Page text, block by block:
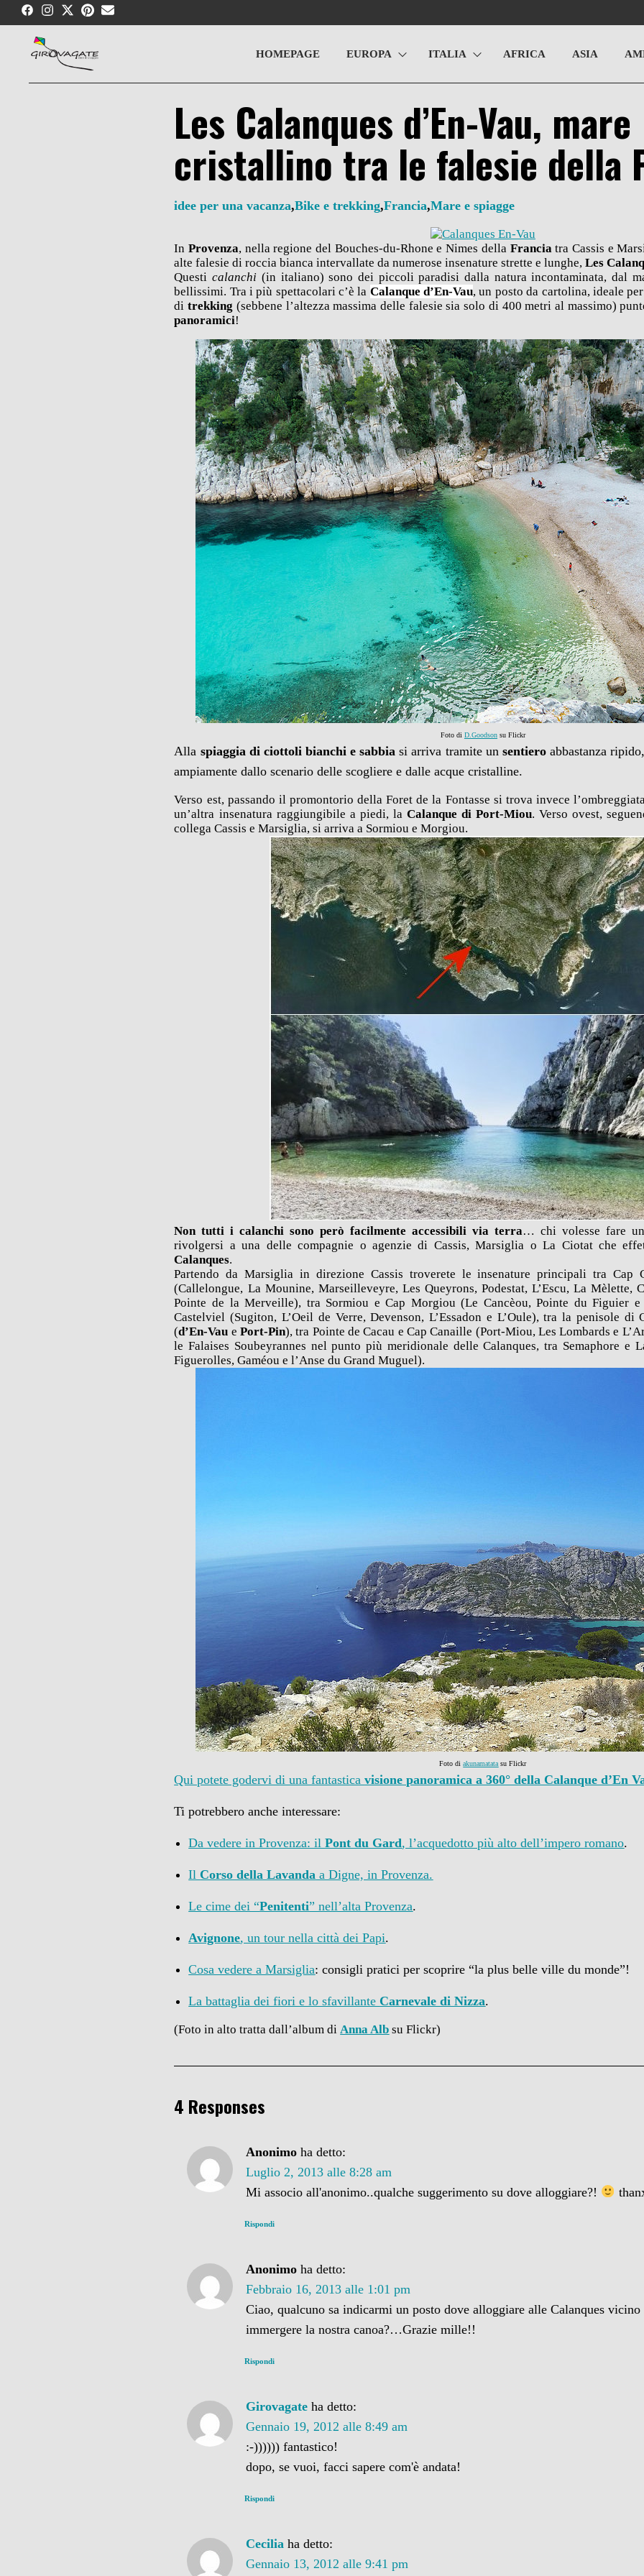
Skip
content
HOMEPAGE EUROPA ITALIA AFRICA ASIA
Les Calanques d’En-Vau, mare
cristallino tra le falesie della
idee per una vacanza,Bike e trekking,Francia,Mare e spiagge
InProvenza, nella regione del Bouches-du-Rhone e Nimes della Franciatra Cassis e
alte falesie di roccia bianca intervallate da numerose insenature strette e lunghe,Les
Questicalanchi (in italiano) sono dei piccoli paradisi dalla natura incontaminata, dal
bellissimi. Tra i più spettacolari c’è la Calanque d’En-Vau, un posto da cartolina, ideale
ditrekking (sebbene l’altezza massima delle falesie sia solo di 400 metri al massimo)
panoramici!
Foto di D.Goodsonsu Flickr
Alla spiaggia di ciottoli bianchi e sabbia si arriva tramite un sentiero abbastanza
ampiamente dallo scenario delle scogliere e dalle acque cristalline.
Verso est, passando il promontorio della Foret de la Fontasse si trova invece
un’altra insenatura raggiungibile a piedi, la Calanque di Port-Miou. Verso ovest,
collega Cassis e Marsiglia, si arriva a Sormiou e Morgiou.
Non tutti i calanchi sono però facilmente accessibili via terra… chi volesse fare
rivolgersi a una delle compagnie o agenzie di Cassis, Marsiglia o La Ciotat che
Calanques.
Partendo da Marsiglia in direzione Cassis troverete le insenature principali tra Cap
(Callelongue, La Mounine, Marseilleveyre, Les Queyrons, Podestat, L’Escu, La Mèlette,
Pointe de la Merveille), tra Sormiou e Cap Morgiou (Le Cancèou, Pointe du Figuier
Castelviel (Sugiton, L’Oeil de Verre, Devenson, L’Essadon e L’Oule), tra la penisole di
(d’En-Vau ePort-Pin), tra Pointe de Cacau e Cap Canaille (Port-Miou, Les Lombards e
le Falaises Soubeyrannes nel punto più meridionale delle Calanques, tra Semaphore e
Figuerolles, Gaméou e l’Anse du Grand Muguel).
Foto diakunamatata su Flickr
Qui potete godervi di una fantasticavisione panoramica a 360° della Calanque d’En
Ti potrebbero anche interessare:
Da vedere in Provenza: ilPont du Gard, l’acquedotto più alto dell’impero romano.
Il Corso della Lavanda a Digne, in Provenza.
Le cime dei “Penitenti” nell’alta Provenza.
Avignone, un tour nella città dei Papi.
Cosa vedere a Marsiglia: consigli pratici per scoprire “la plus belle ville du monde”!
La battaglia dei fiori e lo sfavillante Carnevale di Nizza.
(Foto in alto tratta dall’album diAnna Alb su Flickr)
4 Responses
Anonimo ha detto:
Luglio 2, 2013 alle 8:28 am
Mi associo all'anonimo..qualche suggerimento su dove alloggiare?!
Rispondi
Anonimo ha detto:
Febbraio 16, 2013 alle 1:01 pm
Ciao, qualcuno sa indicarmi un posto dove alloggiare alle Calanques vicino
immergere la nostra canoa?…Grazie mille!!
Rispondi
Girovagate ha detto:
Gennaio 19, 2012 alle 8:49 am
:-)))))) fantastico!
dopo, se vuoi, facci sapere com'è andata!
Rispondi
Cecilia ha detto:
Gennaio 13, 2012 alle 9:41 pm